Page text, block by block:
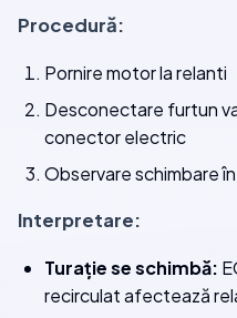
Procedură:
Pornire motor la relanti
Desconectare furtun
conector electric
Observare schimbare
Interpretare:
Turație se schimbă:
recirculat afectează